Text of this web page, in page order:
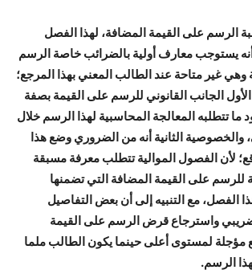
الرسم على القيمة المضافة، لهذا الفصل
يستوجب معارف أولية بالضرائب خاصة الرسم
وهي غير متاحة عند الطالب المعني بهذا المرجع؛
الجانب القانوني للرسم على القيمة بصفة
تتطلبه المعالجة المحاسبية لهذا الرسم خلال
والخصوصية الثانية أنه من الضروري وضع هذا
لأن الفصول الموالية تتطلب معرفة مسبقة
للرسم على القيمة المضافة التي تضمنها
الفصل، مع التنبيه إلى أن بعض التفاصيل
واسترجاع قرض الرسم على القيمة
مؤجلة لمستوى أعلى حينما يكون الطالب ملما
الرسم.